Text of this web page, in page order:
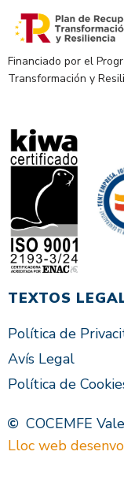
Financiado por el
Transformación y
TEXTOS
Política de
Avís Legal
Política de
COCEMFE
Lloc web